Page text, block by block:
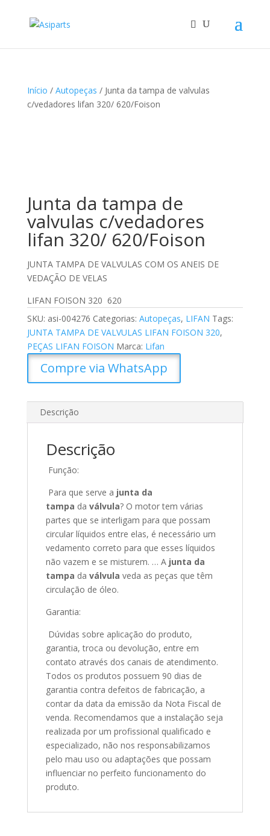
Início / Autopeças / Junta da tampa de valvulas
c/vedadores lifan 320/ 620/Foison
Junta da tampa de
valvulas c/vedadores
lifan 320/ 620/Foison
JUNTA TAMPA DE VALVULAS COM OS ANEIS DE
VEDAÇÃO DE VELAS
LIFAN FOISON 320 620
SKU: asi-004276 Categorias: Autopeças, LIFAN Tags:
JUNTA TAMPA DE VALVULAS LIFAN FOISON 320,
PEÇAS LIFAN FOISON Marca: Lifan
Compre via WhatsApp
Descrição
Descrição
Função:
Para que serve a junta da
tampa da válvula? O motor tem várias
partes que se interligam para que possam
circular líquidos entre elas, é necessário um
vedamento correto para que esses líquidos
não vazem e se misturem. … A junta da
tampa da válvula veda as peças que têm
circulação de óleo.
Garantia:
Dúvidas sobre aplicação do produto,
garantia, troca ou devolução, entre em
contato através dos canais de atendimento.
Todos os produtos possuem 90 dias de
garantia contra defeitos de fabricação, a
contar da data da emissão da Nota Fiscal de
venda. Recomendamos que a instalação seja
realizada por um profissional qualificado e
especializado, não nos responsabilizamos
pelo mau uso ou adaptações que possam
influenciar no perfeito funcionamento do
produto.